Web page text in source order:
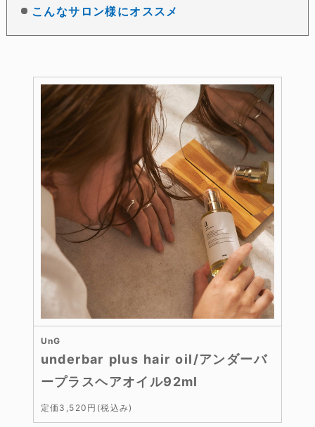
こんなサロン様にオススメ
UnG
underbar plus hair oil/アンダーバ
ープラスヘアオイル92ml
定価3,520円(税込み)